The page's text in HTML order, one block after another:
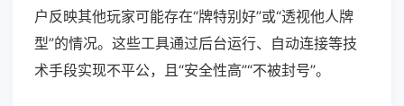
户反映其他玩家可能存在“牌特别好”或“透视他人牌
型”的情况。这些工具通过后台运行、自动连接等技
术手段实现不平公，且“安全性高”“不被封号”。